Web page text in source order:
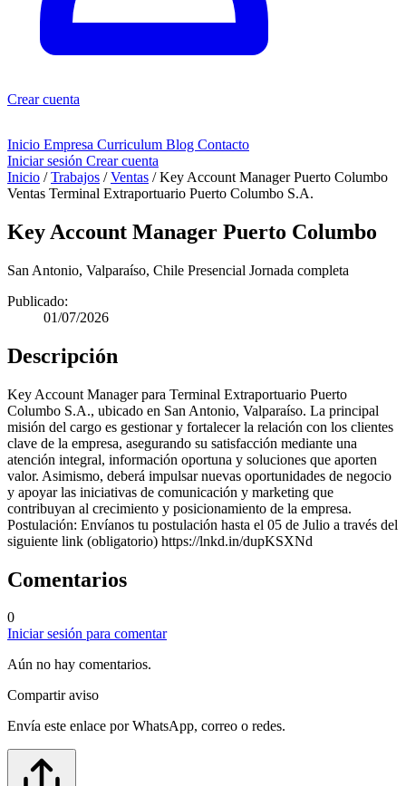
Crear cuenta
Inicio Empresa Curriculum Blog Contacto
Iniciar sesión Crear cuenta
Inicio / Trabajos / Ventas / Key Account Manager Puerto Columbo
Ventas Terminal Extraportuario Puerto Columbo S.A.
Key Account Manager Puerto Columbo
San Antonio, Valparaíso, Chile Presencial Jornada completa
Publicado:
01/07/2026
Descripción
Key Account Manager para Terminal Extraportuario Puerto
Columbo S.A., ubicado en San Antonio, Valparaíso. La principal
misión del cargo es gestionar y fortalecer la relación con los clientes
clave de la empresa, asegurando su satisfacción mediante una
atención integral, información oportuna y soluciones que aporten
valor. Asimismo, deberá impulsar nuevas oportunidades de negocio
y apoyar las iniciativas de comunicación y marketing que
contribuyan al crecimiento y posicionamiento de la empresa.
Postulación: Envíanos tu postulación hasta el 05 de Julio a través del
siguiente link (obligatorio) https://lnkd.in/dupKSXNd
Comentarios
0
Iniciar sesión para comentar
Aún no hay comentarios.
Compartir aviso
Envía este enlace por WhatsApp, correo o redes.